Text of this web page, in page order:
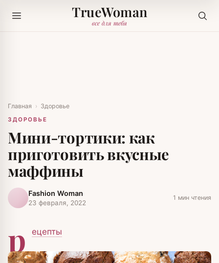
TrueWoman
все для тебя
Главная › Здоровье
ЗДОРОВЬЕ
Мини-тортики: как
приготовить вкусные
маффины
Fashion Woman
23 февраля, 2022
1 мин чтения
р ецепты